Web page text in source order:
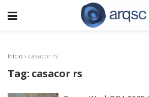
Início › casacor rs
Tag: casacor rs